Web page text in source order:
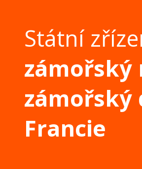
Státní
zámořský
Francie